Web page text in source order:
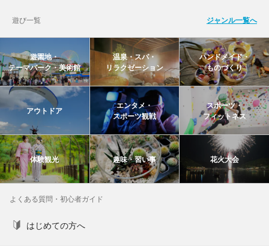
遊び一覧 ジャンル一覧へ
遊園地・
テーマパーク・美術館
温泉・スパ・
リラクゼーション
ハンドメイド・
ものづくり
アウトドア
エンタメ・
スポーツ観戦
スポーツ・
フィットネス
体験観光 趣味・習い事 花火大会
よくある質問・初心者ガイド
はじめての方へ